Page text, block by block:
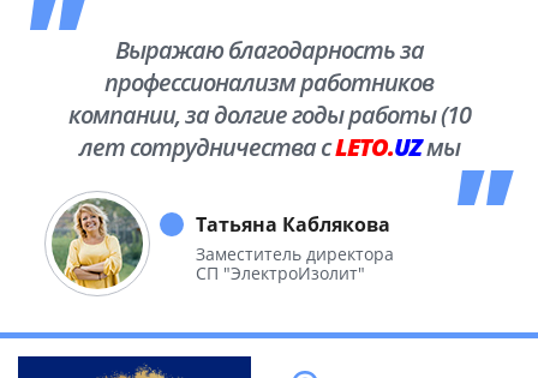
Выражаю благодарность за
профессионализм работников
компании, за долгие годы работы (10
лет сотрудничества сLETO.UZмы
необъятной Родины.
Татьяна Каблякова
Заместитель директора
СП "ЭлектроИзолит"